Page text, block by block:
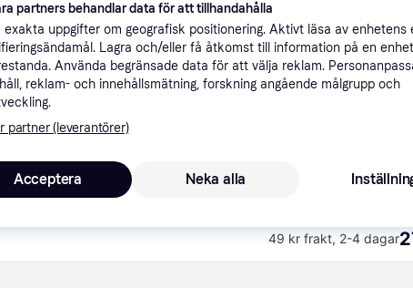
49 kr frakt ,2-4 dagar
49 kr frakt, 2-4 dagar
partners behandlar data för att tillhandahålla
exakta uppgifter om geografisk positionering. Aktivt läsa av enhetens
Lagra och/eller få åtkomst till information på en
Använda begränsade data för att välja reklam.
reklam- och innehållsmätning, forskning angående målgrupp och
partner (leverantörer)
Neka alla
Acceptera